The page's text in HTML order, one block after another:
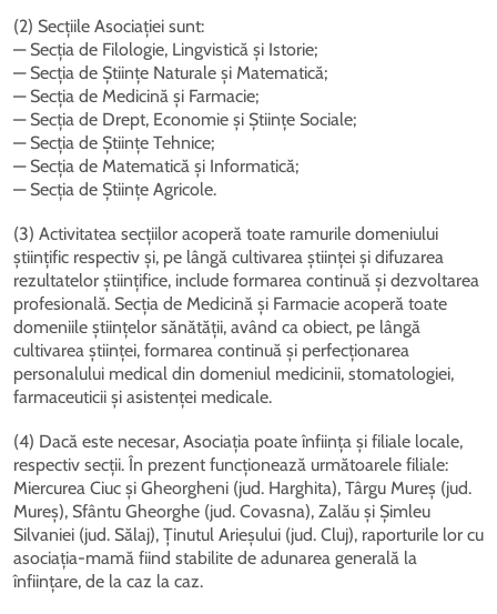
(2) Secțiile Asociației sunt:
— Secția de Filologie, Lingvistică și Istorie;
— Secția de Științe Naturale și Matematică;
— Secția de Medicină și Farmacie;
— Secția de Drept, Economie și Științe Sociale;
— Secția de Științe Tehnice;
— Secția de Matematică și Informatică;
— Secția de Științe Agricole.
(3) Activitatea secțiilor acoperă toate ramurile domeniului
științific respectiv și, pe lângă cultivarea științei și difuzarea
rezultatelor științifice, include formarea continuă și dezvoltarea
profesională. Secția de Medicină și Farmacie acoperă toate
domeniile științelor sănătății, având ca obiect, pe lângă
cultivarea științei, formarea continuă și perfecționarea
personalului medical din domeniul medicinii, stomatologiei,
farmaceuticii și asistenței medicale.
(4) Dacă este necesar, Asociația poate înființa și filiale locale,
respectiv secții. În prezent funcționează următoarele filiale:
Miercurea Ciuc și Gheorgheni (jud. Harghita), Târgu Mureș (jud.
Mureș), Sfântu Gheorghe (jud. Covasna), Zalău și Șimleu
Silvaniei (jud. Sălaj), Ținutul Arieșului (jud. Cluj), raporturile lor cu
asociația-mamă fiind stabilite de adunarea generală la
înființare, de la caz la caz.